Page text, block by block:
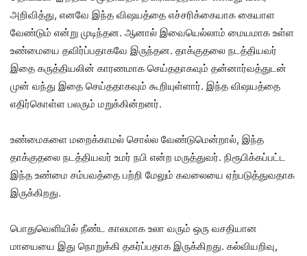
அறிவித்து, எனவே இந்த விஷயத்தை எச்சரிக்கையாக கையாள
வேண்டும் என்று முடிந்தன. ஆனால் இவையெல்லாம் மையமாக உள்ள
உண்மையை தவிர்ப்பதாகவே இருந்தன. தாக்குதலை நடத்தியவர்
இதை கருத்தியலின் காரணமாக செய்ததாகவும் தன்னார்வத்துடன்
முன் வந்து இதை செய்ததாகவும் கூறியுள்ளார். இந்த விஷயத்தை
எதிர்கொள்ள பலரும் மறுக்கின்றனர்.
உண்மைகளை மறைக்காமல் சொல்ல வேண்டுமென்றால், இந்த
தாக்குதலை நடத்தியவர் உமர் நபி என்ற மருத்துவர். நிரூபிக்கப்பட்ட
இந்த உண்மை சம்பவத்தை பற்றி மேலும் கவலையை ஏற்படுத்துவதாக
இருக்கிறது.
பொதுவெளியில் நீண்ட காலமாக உலா வரும் ஒரு வசதியான
மாயையை இது நொறுக்கி தகர்ப்பதாக இருக்கிறது. கல்வியறிவு,